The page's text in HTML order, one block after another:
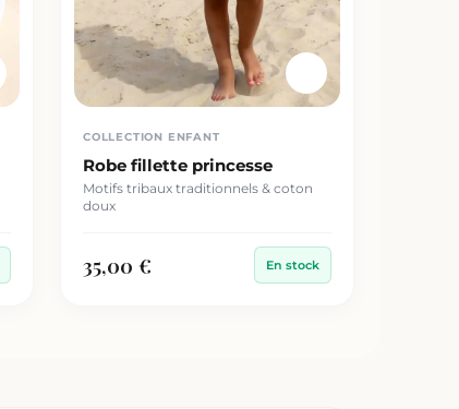
COLLECTION ENFANT
Robe fillette princesse
Motifs tribaux traditionnels & coton
doux
35,00 € En stock